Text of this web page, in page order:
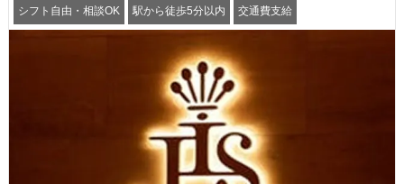
シフト自由・相談OK 駅から徒歩5分以内 交通費支給